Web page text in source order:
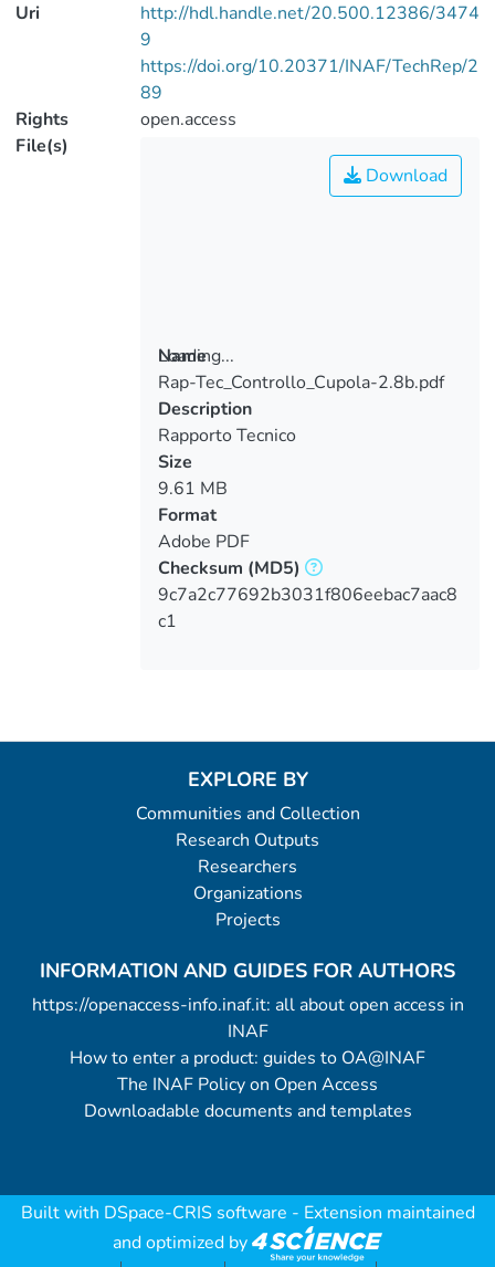
Uri
http://hdl.handle.net/20.500.12386/3474
9
https://doi.org/10.20371/INAF/TechRep/2
89
Rights
open.access
File(s)
Loading...
Loading...
Download
Name
Rap-Tec_Controllo_Cupola-2.8b.pdf
Description
Rapporto Tecnico
Size
9.61 MB
Format
Adobe PDF
Checksum (MD5)
9c7a2c77692b3031f806eebac7aac8
c1
EXPLORE BY
Communities and Collection
Research Outputs
Researchers
Organizations
Projects
INFORMATION AND GUIDES FOR AUTHORS
https://openaccess-info.inaf.it: all about open access in
INAF
How to enter a product: guides to OA@INAF
The INAF Policy on Open Access
Downloadable documents and templates
Built with DSpace-CRIS software - Extension maintained
and optimized by